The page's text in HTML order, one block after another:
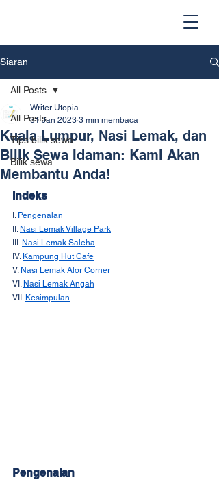
Siaran
All Posts
Tips bilik sewa
Bilik sewa
All Posts
Kuala Lumpur, Nasi Lemak, dan
Bilik Sewa Idaman: Kami Akan
Membantu Anda!
Writer Utopia
31 Jan 2023 3 min membaca
Indeks
I. Pengenalan
II. Nasi Lemak Village Park
III. Nasi Lemak Saleha
IV. Kampung Hut Cafe
V. Nasi Lemak Alor Corner
VI. Nasi Lemak Angah
VII. Kesimpulan
Pengenalan